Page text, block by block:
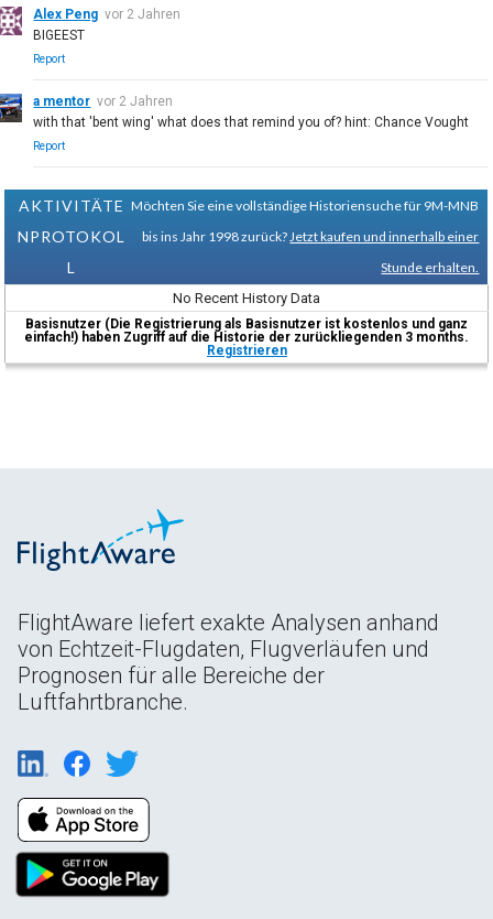
Alex Peng vor 2 Jahren
BIGEEST
Report
a mentor vor 2 Jahren
with that 'bent wing' what does that remind you of? hint: Chance Vought
Report
AKTIVITÄTE
NPROTOKOL
L
Möchten Sie eine vollständige Historiensuche für 9M-MNB
bis ins Jahr 1998 zurück? Jetzt kaufen und innerhalb einer
Stunde erhalten.
No Recent History Data
Basisnutzer (Die Registrierung als Basisnutzer ist kostenlos und ganz
einfach!) haben Zugriff auf die Historie der zurückliegenden 3 months.
Registrieren
FlightAware liefert exakte Analysen anhand
von Echtzeit-Flugdaten, Flugverläufen und
Prognosen für alle Bereiche der
Luftfahrtbranche.